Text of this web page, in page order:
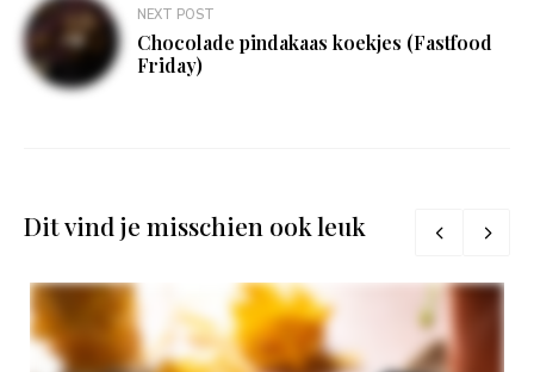
NEXT POST
Chocolade pindakaas koekjes (Fastfood
Friday)
Dit vind je misschien ook leuk